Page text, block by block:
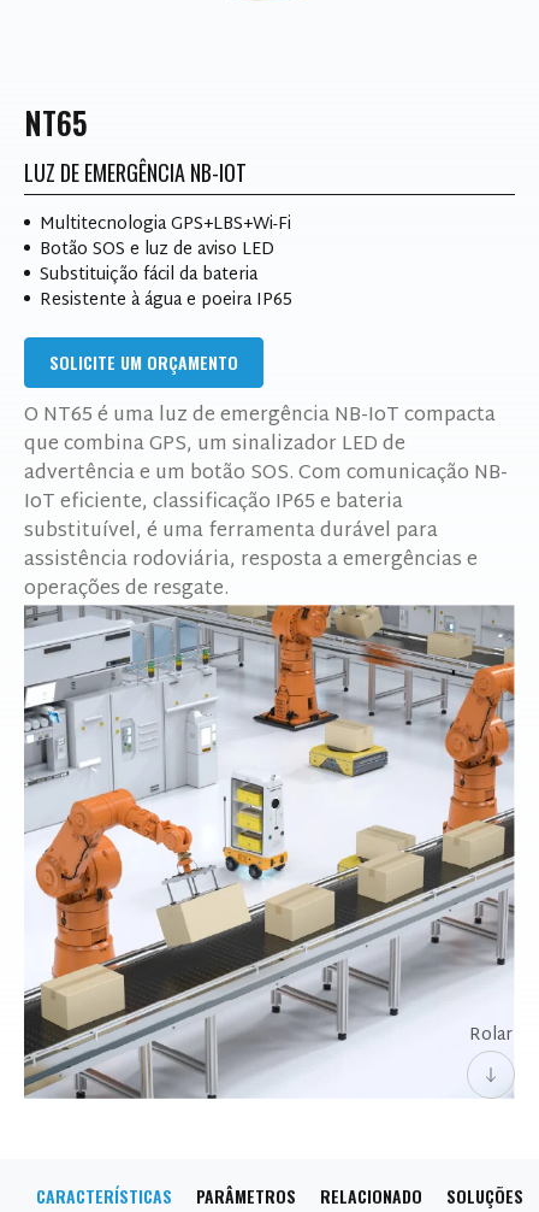
NT65
LUZ DE EMERGÊNCIA NB-IOT
Multitecnologia GPS+LBS+Wi-Fi
Botão SOS e luz de aviso LED
Substituição fácil da bateria
Resistente à água e poeira IP65
SOLICITE UM ORÇAMENTO
O NT65 é uma luz de emergência NB-IoT compacta
que combina GPS, um sinalizador LED de
advertência e um botão SOS. Com comunicação NB-
IoT eficiente, classificação IP65 e bateria
substituível, é uma ferramenta durável para
assistência rodoviária, resposta a emergências e
operações de resgate.
Rolar
CARACTERÍSTICAS PARÂMETROS RELACIONADO SOLUÇÕES